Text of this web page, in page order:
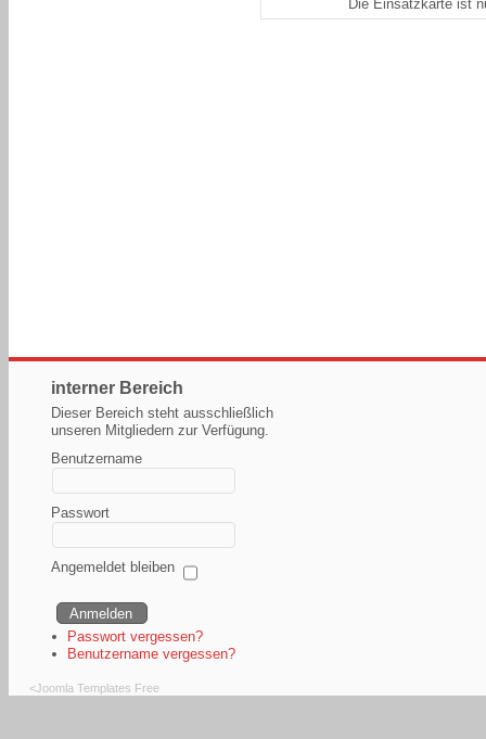
Die Einsatzkarte ist
interner Bereich
Dieser Bereich steht ausschließlich
unseren Mitgliedern zur Verfügung.
Benutzername
Passwort
Angemeldet bleiben
Passwort vergessen?
Benutzername vergessen?
<Joomla Templates Free